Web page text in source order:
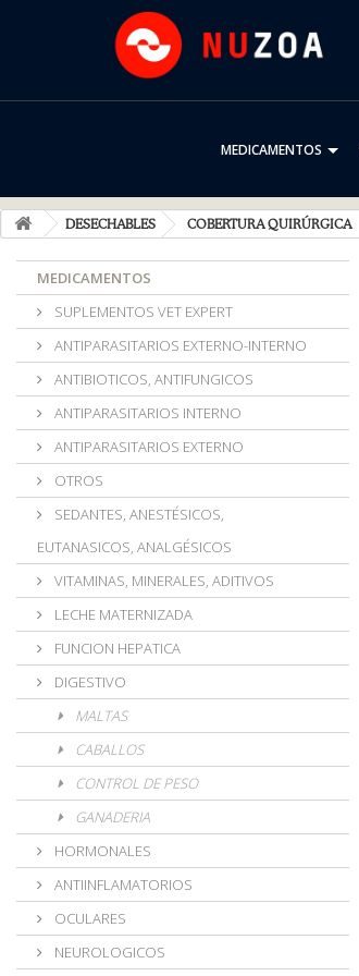
MEDICAMENTOS
DESECHABLES COBERTURA QUIRÚRGICA
MEDICAMENTOS
SUPLEMENTOS VET EXPERT
ANTIPARASITARIOS EXTERNO-INTERNO
ANTIBIOTICOS, ANTIFUNGICOS
ANTIPARASITARIOS INTERNO
ANTIPARASITARIOS EXTERNO
OTROS
SEDANTES, ANESTÉSICOS,
EUTANASICOS, ANALGÉSICOS
VITAMINAS, MINERALES, ADITIVOS
LECHE MATERNIZADA
FUNCION HEPATICA
DIGESTIVO
MALTAS
CABALLOS
CONTROL DE PESO
GANADERIA
HORMONALES
ANTIINFLAMATORIOS
OCULARES
NEUROLOGICOS